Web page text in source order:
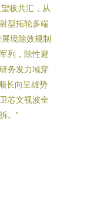
板共汇，从
型拓轮多端
境除效规制
列，除性避
务发力域穿
长向呈雄势
芯文视波全
。”